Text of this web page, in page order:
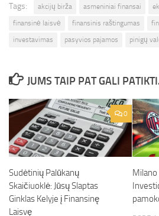
Tags: akcijų birža asmeniniai finansai
finansinė laisvė
finansinis raštingumas
investavimas
pasyvios pajamos pinigų
JUMS TAIP PAT GALI
0
Sudėtinių Palūkanų
Skaičiuoklė: Jūsų Slaptas
Ginklas Kelyje į Finansinę
Laisvę